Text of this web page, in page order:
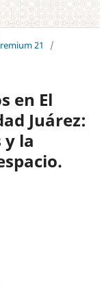
21
/
en El
Juárez:
la